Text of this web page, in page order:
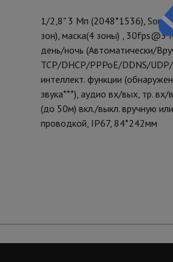
1/2,8" 3 Мп (2048*1536), Sony
зон), маска(4 зоны) ,
день/ночь (Автоматически/
TCP/DHCP/PPPoE/DDNS/
интеллект. функции
звука***), аудио вх/вых, тр.
(до 50м) вкл./выкл. вручную
проводкой, IР67, 84*242мм